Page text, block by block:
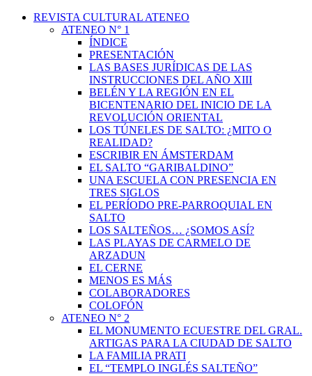
REVISTA CULTURAL ATENEO
ATENEO N° 1
ÍNDICE
PRESENTACIÓN
LAS BASES JURÍDICAS DE LAS
INSTRUCCIONES DEL AÑO XIII
BELÉN Y LA REGIÓN EN EL
BICENTENARIO DEL INICIO DE LA
REVOLUCIÓN ORIENTAL
LOS TÚNELES DE SALTO: ¿MITO O
REALIDAD?
ESCRIBIR EN ÁMSTERDAM
EL SALTO “GARIBALDINO”
UNA ESCUELA CON PRESENCIA EN
TRES SIGLOS
EL PERÍODO PRE-PARROQUIAL EN
SALTO
LOS SALTEÑOS… ¿SOMOS ASÍ?
LAS PLAYAS DE CARMELO DE
ARZADUN
EL CERNE
MENOS ES MÁS
COLABORADORES
COLOFÓN
ATENEO N° 2
EL MONUMENTO ECUESTRE DEL GRAL.
ARTIGAS PARA LA CIUDAD DE SALTO
LA FAMILIA PRATI
EL “TEMPLO INGLÉS SALTEÑO”